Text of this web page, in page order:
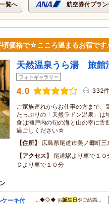
覧へ 航空券付プラ
頃価格で☆こころ温まるお宿です
天然温泉うら湯 旅館
フォトギャラリー
4.0 332件
ご家族連れからお仕事の方まで、
たっぷりの「天然ラドン温泉」は
食は瀬戸内の旬の海と山の幸に舌
過ごしください☆
住所
広島県尾道市美ノ郷町
アクセス
尾道駅より車で１
Ｃより車で１０分
ーキ付
…◆◇◆ お誕生日やご結婚…